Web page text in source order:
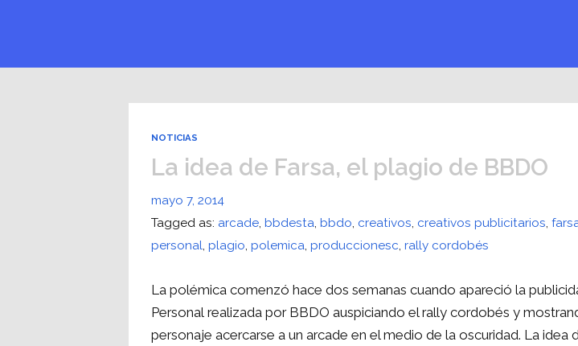
NOTICIAS
La idea de Farsa, el plagio de BBDO
mayo 7, 2014
Tagged as: arcade,bbdesta,bbdo, creativos, creativos publicitarios,
personal,plagio,polemica,produccionesc,rally cordobés
La polémica comenzó hace dos semanas cuando apareció la
Personal realizada por BBDO auspiciando el rally cordobés y
personaje acercarse a un arcade en el medio de la oscuridad. La idea